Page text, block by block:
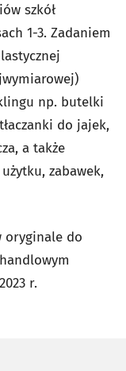
szkół
1-3. Zadaniem
np. butelki
do jajek,
a także
zabawek,
oryginale do
r.